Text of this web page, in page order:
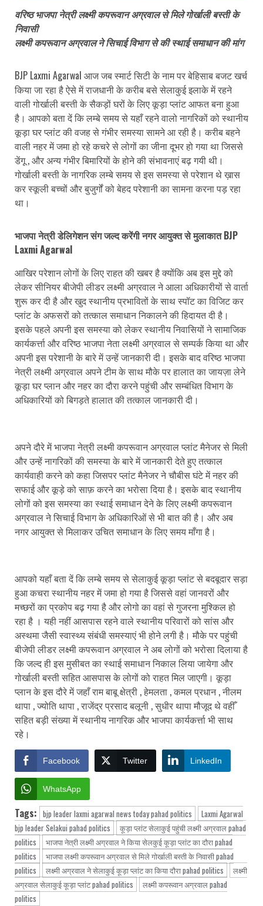
वरिष्ठ भाजपा नेत्री लक्ष्मी कपरूवान अग्रवाल से मिले गोर्खाली बस्ती के
निवासी
लक्ष्मी कपरूवान अग्रवाल ने सिचाई विभाग से की स्थाई समाधान की मांग
BJP Laxmi Agarwal आज जब स्मार्ट सिटी के नाम पर बेहिसाब बजट खर्च
किया जा रहा है ऐसे में राजधानी के करीब बसे सेलाकुई इलाके में रहने
वाली गोर्खाली बस्ती के सैकड़ों घरों के लिए कूड़ा प्लांट आफत बना हुआ
है। आपको बता दें कि लम्बे समय से यहाँ रहने वालो नागरिकों को स्थानीय
कूड़ा घर प्लांट की वजह से गंभीर समस्या सामने आ रही है। करीब बहने
वाली नहर में जमा हो रहे कचरे से लोगों का जीना दूभर हो गया था जिससे
डेंगू , और अन्य गंभीर बिमारियों के होने की संभावनाएं बढ़ गयी थी।
गोर्खाली बस्ती के नागरिक लम्बे समय से इस समस्या से परेशान थे ख़ास
कर स्कूली बच्चों और बुजुर्गों को बेहद परेशानी का सामना करना पड़ रहा
था।
भाजपा नेत्री डेलिगेशन संग जल्द करेंगी नगर आयुक्त से मुलाकात BJP
Laxmi Agarwal
आखिर परेशान लोगों के लिए राहत की खबर है क्योंकि अब इस मुद्दे को
लेकर सीनियर बीजेपी लीडर लक्ष्मी अग्रवाल ने आला अधिकारीयों से वार्ता
शुरू कर दी है और खुद स्थानीय प्रभावितों के साथ स्पॉट का विजिट कर
प्लांट के अफसरों को तत्काल समाधान निकालने की हिदायत दी है।
इसके पहले अपनी इस समस्या को लेकर स्थानीय निवासियों ने सामाजिक
कार्यकर्त्ता और वरिष्ठ भाजपा नेता लक्ष्मी अग्रवाल से सम्पर्क किया था और
अपनी इस परेशानी के बारे में उन्हें जानकारी दी। इसके बाद वरिष्ठ भाजपा
नेत्री लक्ष्मी अग्रवाल अपने टीम के साथ मौके पर हालात का जायज़ा लेने
कूड़ा घर प्लान और नहर का दौरा करने पहुंची और सम्बंधित विभाग के
अधिकारियों को बिगड़ते हालात की तत्काल जानकारी दी।
अपने दौरे में भाजपा नेत्री लक्ष्मी कपरूवान अग्रवाल प्लांट मैनेजर से मिली
और उन्हें नागरिकों की समस्या के बारे में जानकारी देते हुए तत्काल
कार्यवाही करने को कहा जिसपर प्लांट मैनेजर ने चौबीस घंटे में नहर की
सफाई और कूड़े को साफ़ करने का भरोसा दिया है। इसके बाद स्थानीय
लोगों को इस समस्या का स्थाई समाधान देने के लिए लक्ष्मी कपरूवान
अग्रवाल ने सिचाई विभाग के अधिकारिओं से भी बात की है। और अब
नगर आयुक्त से मिलाकर उचित समाधान के लिए समय माँगा है।
आपको यहाँ बता दें कि लम्बे समय से सेलाकुई कूड़ा प्लांट से बदबूदार सड़ा
हुआ कचरा स्थानीय नहर में जमा हो गया है जिससे वहां जानवरों और
मच्छरों का प्रकोप बढ़ गया है और लोगो का वहां से गुजरना मुश्किल हो
रहा है । यही नहीं आसपास रहने वाले स्थानीय परिवारों को सांस और
अस्थमा जैसी स्वास्थ्य संबंधी समस्याएं भी होने लगी है। मौके पर पहुंची
बीजेपी लीडर लक्ष्मी कपरूवान अग्रवाल ने अब लोगों को भरोसा दिलाया है
कि जल्द ही इस मुसीबत का स्थाई समाधान निकाल लिया जायेगा और
गोर्खाली बस्ती सहित आसपास के लोगों को राहत मिल जाएगी। कूड़ा
प्लान के इस दौरे में जहाँ राम बाबू क्षेत्री , हेमलता , कमल प्रधान , नीलम
थापा , ज्योति थापा , राजेंद्र प्रसाद बलूनी , सुधीर थापा मौजूद थे वहीँ
सहित बड़ी संख्या में स्थानीय नागरिक और भाजपा कार्यकर्त्ता भी साथ
रहे।
Facebook Twitter LinkedIn
WhatsApp
Tags: bjp leader laxmi agarwal news today pahad politics
Laxmi Agarwal
bjp leader Selakui pahad politics
कूड़ा प्लांट सेलाकुई पहुंची लक्ष्मी अग्रवाल pahad
politics
भाजपा नेत्री लक्ष्मी अग्रवाल ने किया सेलकुई कूड़ा प्लांट का दौरा pahad
politics
भाजपा लक्ष्मी कपरूवान अग्रवाल से मिले गोर्खाली बस्ती के निवासी pahad
politics
लक्ष्मी अग्रवाल ने सेलाकुई कूड़ा प्लांट का किया दौरा pahad politics
लक्ष्मी
अग्रवाल सेलाकुई कूड़ा प्लांट pahad politics
लक्ष्मी कपरूवान अग्रवाल pahad
politics